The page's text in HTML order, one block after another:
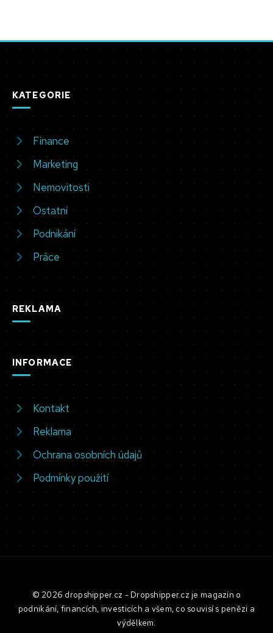
KATEGORIE
Finance
Marketing
Nemovitosti
Ostatní
Podnikání
Práce
REKLAMA
INFORMACE
Kontakt
Reklama
Ochrana osobních údajů
Podmínky použití
© 2026 dropshipper.cz - Dropshipper.cz je magazín o
podnikání, financích, investicích a všem, co souvisí s penězi a
výdělkem.